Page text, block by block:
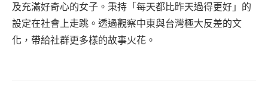
及充滿好奇心的女子。秉持「每天都比昨天過得更好」的
設定在社會上走跳。透過觀察中東與台灣極大反差的文
化，帶給社群更多樣的故事火花。